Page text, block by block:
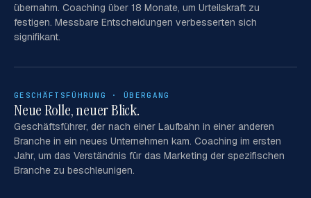
übernahm. Coaching über 18 Monate, um Urteilskraft zu
festigen. Messbare Entscheidungen verbesserten sich
signifikant.
GESCHÄFTSFÜHRUNG · ÜBERGANG
Neue Rolle, neuer Blick.
Geschäftsführer, der nach einer Laufbahn in einer anderen
Branche in ein neues Unternehmen kam. Coaching im ersten
Jahr, um das Verständnis für das Marketing der spezifischen
Branche zu beschleunigen.